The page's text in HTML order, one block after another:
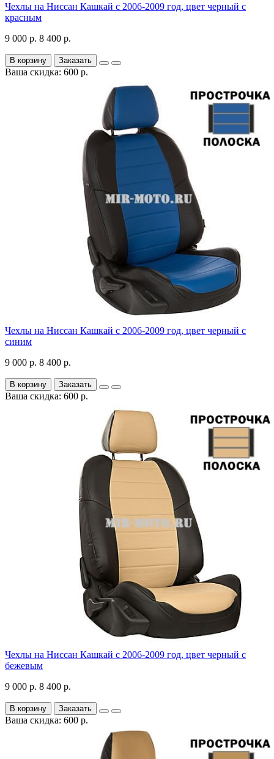
Чехлы на Ниссан Кашкай с 2006-2009 год, цвет черный с
красным
9 000 р. 8 400 р.
В корзину Заказать
Ваша скидка: 600 р.
Чехлы на Ниссан Кашкай с 2006-2009 год, цвет черный с
синим
9 000 р. 8 400 р.
В корзину Заказать
Ваша скидка: 600 р.
Чехлы на Ниссан Кашкай с 2006-2009 год, цвет черный с
бежевым
9 000 р. 8 400 р.
В корзину Заказать
Ваша скидка: 600 р.